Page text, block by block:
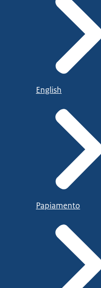
English
Papiamento